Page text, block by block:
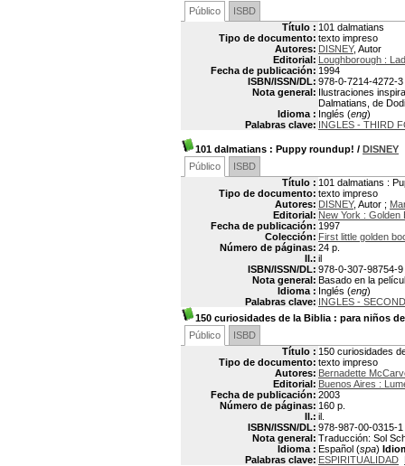
Público
ISBD
Título : 101 dalmatians
Tipo de documento: texto impreso
Autores: DISNEY, Autor
Editorial: Loughborough :
Fecha de publicación: 1994
ISBN/ISSN/DL: 978-0-7214-4272-3
Nota general: Ilustraciones
Dalmatians, de
Idioma : Inglés (eng)
Palabras clave: INGLES - THIRD
101 dalmatians : Puppy roundup! / DISNEY
Público
ISBD
Título : 101 dalmatians :
Tipo de documento: texto impreso
Autores: DISNEY, Autor ;
Editorial: New York : Golden
Fecha de publicación: 1997
Colección: First little golden
Número de páginas: 24 p.
Il.: il
ISBN/ISSN/DL: 978-0-307-98754-9
Nota general: Basado en la
Idioma : Inglés (eng)
Palabras clave: INGLES -
150 curiosidades de la Biblia : para niños
Público
ISBD
Título : 150 curiosidades
Tipo de documento: texto impreso
Autores: Bernadette
Editorial: Buenos Aires :
Fecha de publicación: 2003
Número de páginas: 160 p.
Il.: il.
ISBN/ISSN/DL: 978-987-00-0315-1
Nota general: Traducción: Sol
Idioma : Español (spa)
Palabras clave: ESPIRITUALIDAD